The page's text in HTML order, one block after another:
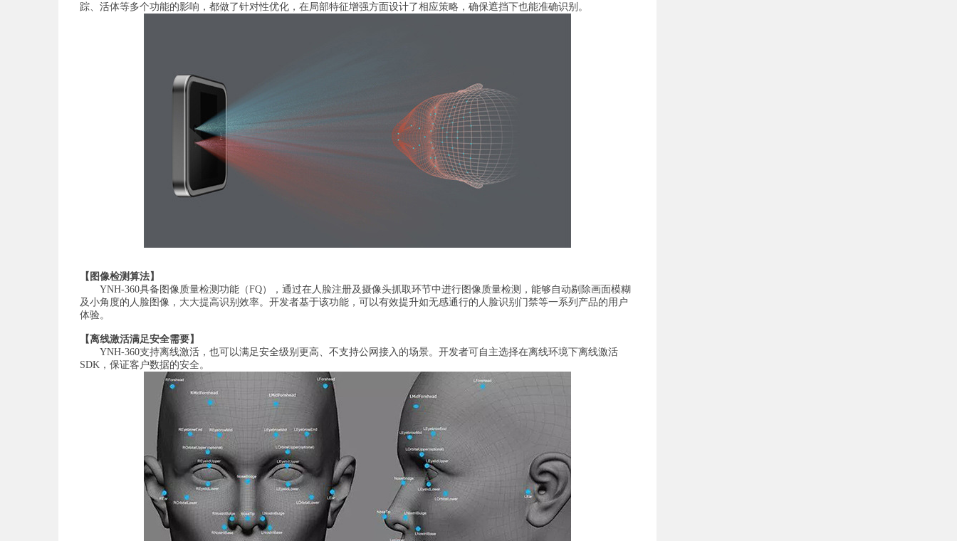
踪、活体等多个功能的影响，都做了针对性优化，在局部特征增强方面设计了相应策略，确保遮挡下也能准确识别。
【图像检测算法】
YNH-360具备图像质量检测功能（FQ），通过在人脸注册及摄像头抓取环节中进行图像质量检测，能够自动剔除画面模糊
及小角度的人脸图像，大大提高识别效率。开发者基于该功能，可以有效提升如无感通行的人脸识别门禁等一系列产品的用户
体验。
【离线激活满足安全需要】
YNH-360支持离线激活，也可以满足安全级别更高、不支持公网接入的场景。开发者可自主选择在离线环境下离线激活
SDK，保证客户数据的安全。